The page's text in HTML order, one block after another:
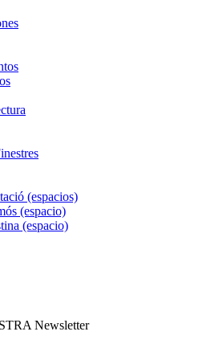
(espacios)
(espacio)
(espacio)
Newsletter